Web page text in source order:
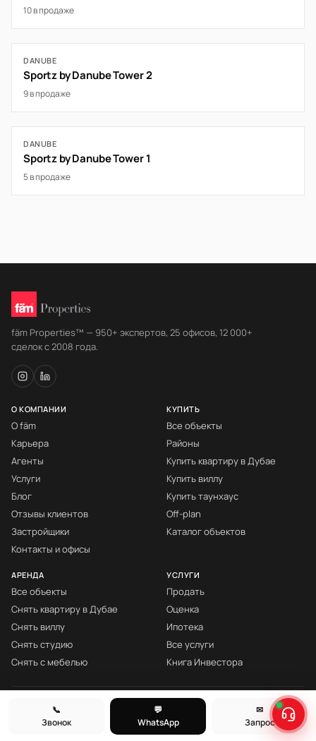
10 в продаже
DANUBE
Sportz by Danube Tower 2
9 в продаже
DANUBE
Sportz by Danube Tower 1
5 в продаже
📞
Звонок
💬
WhatsApp
✉
Запрос
fäm Properties™ — 950+ экспертов, 25 офисов, 12 000+
сделок с 2008 года.
О КОМПАНИИ
О fäm
Карьера
Агенты
Услуги
Блог
Отзывы клиентов
Застройщики
Контакты и офисы
КУПИТЬ
Все объекты
Районы
Купить квартиру в Дубае
Купить виллу
Купить таунхаус
Off-plan
Каталог объектов
АРЕНДА
Все объекты
Снять квартиру в Дубае
Снять виллу
Снять студию
Снять с мебелью
УСЛУГИ
Продать
Оценка
Ипотека
Все услуги
Книга Инвестора
© fäm Properties™ · ORN 1858 · С 2008